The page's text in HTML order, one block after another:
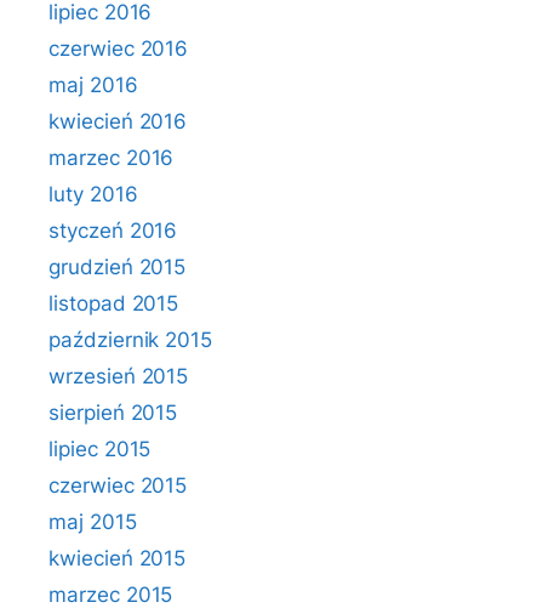
lipiec 2016
czerwiec 2016
maj 2016
kwiecień 2016
marzec 2016
luty 2016
styczeń 2016
grudzień 2015
listopad 2015
październik 2015
wrzesień 2015
sierpień 2015
lipiec 2015
czerwiec 2015
maj 2015
kwiecień 2015
marzec 2015